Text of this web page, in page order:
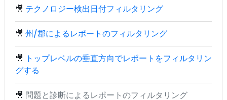
🎥 テクノロジー検出日付フィルタリング
🎥 州/郡によるレポートのフィルタリング
🎥 トップレベルの垂直方向でレポートをフィルタリン
グする
🎥 問題と診断によるレポートのフィルタリング